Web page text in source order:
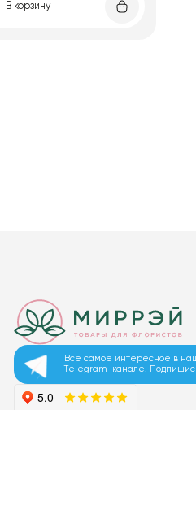
В корзину
Все самое интересное в
Telegram-канале.